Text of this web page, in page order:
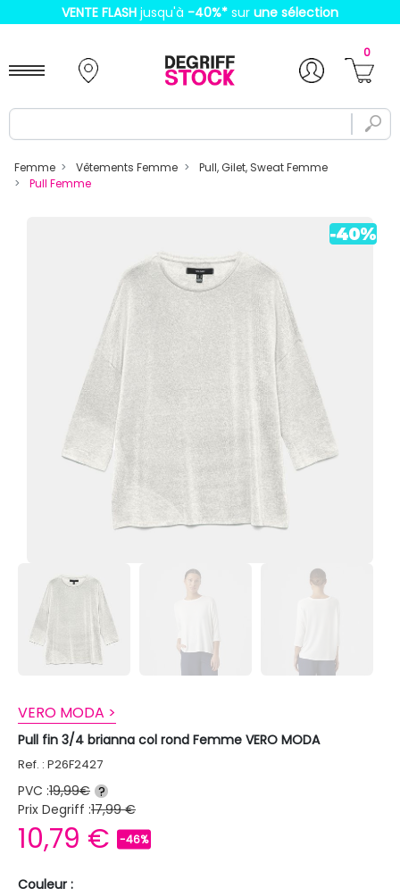
VENTE FLASH jusqu'à -40%* sur une sélection
0
Femme Vêtements Femme
Pull, Gilet, Sweat Femme
Pull Femme
VERO MODA >
Pull fin 3/4 brianna col rond Femme VERO MODA
Ref. : P26F2427
PVC :19,99€ ?
Prix Degriff :17,99 €
10,79 € -46%
Couleur :